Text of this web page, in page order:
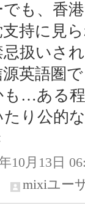
でも、香
支持に見
扱いさ
英語圏
も…ある
たり公的
10月13日
mixiユー